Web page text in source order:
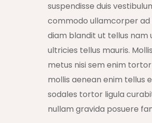
suspendisse duis
commodo ullamcorper
diam blandit ut tellus
ultricies tellus mauris.
metus nisi sem enim
mollis aenean enim tellus
sodales tortor ligula
nullam gravida posuere